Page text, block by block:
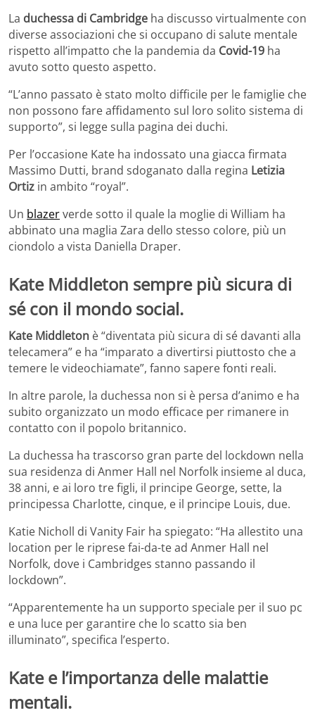
La duchessa di Cambridge ha discusso virtualmente con
diverse associazioni che si occupano di salute mentale
rispetto all’impatto che la pandemia da Covid-19 ha
avuto sotto questo aspetto.
“L’anno passato è stato molto difficile per le famiglie che
non possono fare affidamento sul loro solito sistema di
supporto”, si legge sulla pagina dei duchi.
Per l’occasione Kate ha indossato una giacca firmata
Massimo Dutti, brand sdoganato dalla regina Letizia
Ortiz in ambito “royal”.
Un blazerverde sotto il quale la moglie di William ha
abbinato una maglia Zara dello stesso colore, più un
ciondolo a vista Daniella Draper.
Kate Middleton sempre più sicura di
sé con il mondo social.
Kate Middleton è “diventata più sicura di sé davanti alla
telecamera” e ha “imparato a divertirsi piuttosto che a
temere le videochiamate”, fanno sapere fonti reali.
In altre parole, la duchessa non si è persa d’animo e ha
subito organizzato un modo efficace per rimanere in
contatto con il popolo britannico.
La duchessa ha trascorso gran parte del lockdown nella
sua residenza di Anmer Hall nel Norfolk insieme al duca,
38 anni, e ai loro tre figli, il principe George, sette, la
principessa Charlotte, cinque, e il principe Louis, due.
Katie Nicholl di Vanity Fair ha spiegato: “Ha allestito una
location per le riprese fai-da-te ad Anmer Hall nel
Norfolk, dove i Cambridges stanno passando il
lockdown”.
“Apparentemente ha un supporto speciale per il suo pc
e una luce per garantire che lo scatto sia ben
illuminato”, specifica l’esperto.
Kate e l’importanza delle malattie
mentali.